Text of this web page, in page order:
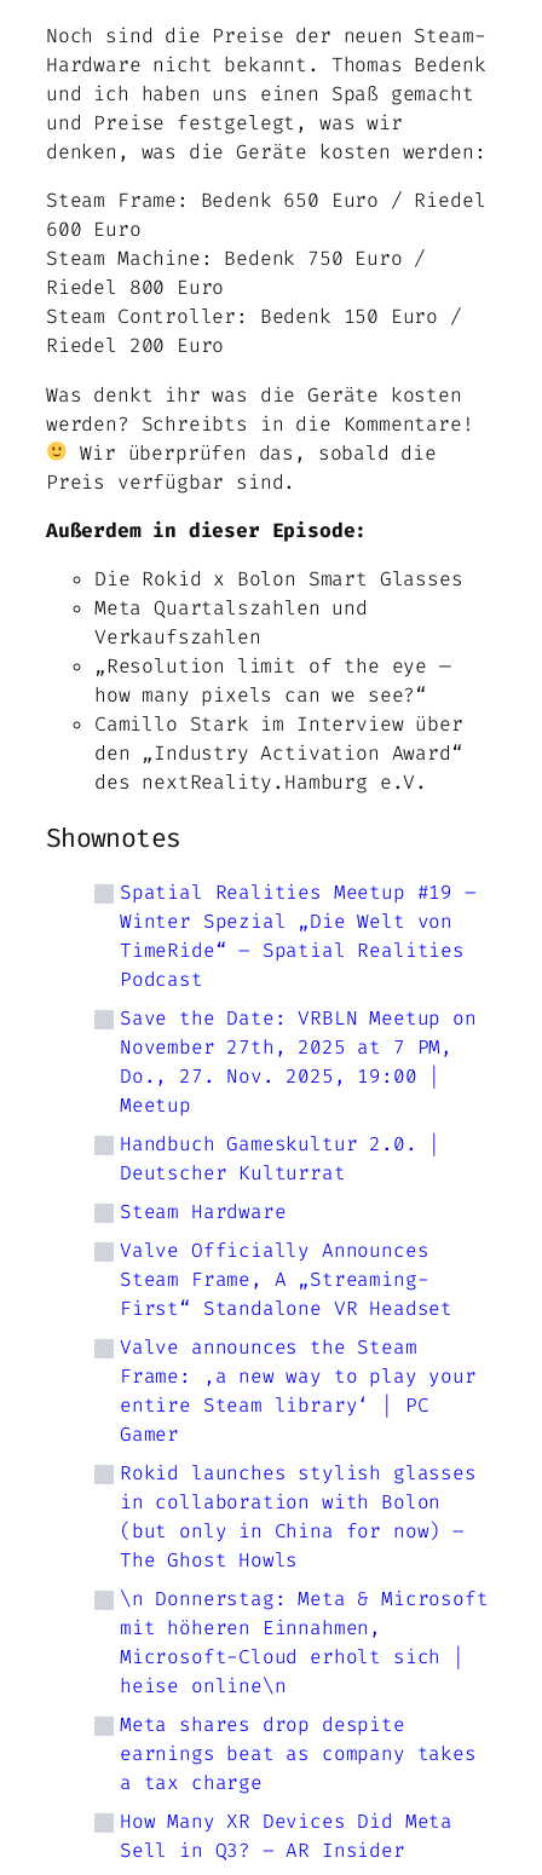
Noch sind die Preise der neuen Steam-
Hardware nicht bekannt. Thomas Bedenk
und ich haben uns einen Spaß gemacht
und Preise festgelegt, was wir
denken, was die Geräte kosten werden:
Steam Frame: Bedenk 650 Euro / Riedel
600 Euro
Steam Machine: Bedenk 750 Euro /
Riedel 800 Euro
Steam Controller: Bedenk 150 Euro /
Riedel 200 Euro
Was denkt ihr was die Geräte kosten
werden? Schreibts in die Kommentare!
Wir überprüfen das, sobald die
Preis verfügbar sind.
Außerdem in dieser Episode:
Die Rokid x Bolon Smart Glasses
Meta Quartalszahlen und
Verkaufszahlen
„Resolution limit of the eye —
how many pixels can we see?“
Camillo Stark im Interview über
den „Industry Activation Award“
des nextReality.Hamburg e.V.
Shownotes
Spatial Realities Meetup #19 –
Winter Spezial „Die Welt von
TimeRide“ – Spatial Realities
Podcast
Save the Date: VRBLN Meetup on
November 27th, 2025 at 7 PM,
Do., 27. Nov. 2025, 19:00 |
Meetup
Handbuch Gameskultur 2.0. |
Deutscher Kulturrat
Steam Hardware
Valve Officially Announces
Steam Frame, A „Streaming-
First“ Standalone VR Headset
Valve announces the Steam
Frame: ‚a new way to play your
entire Steam library‘ | PC
Gamer
Rokid launches stylish glasses
in collaboration with Bolon
(but only in China for now) –
The Ghost Howls
\n Donnerstag: Meta & Microsoft
mit höheren Einnahmen,
Microsoft-Cloud erholt sich |
heise online\n
Meta shares drop despite
earnings beat as company takes
a tax charge
How Many XR Devices Did Meta
Sell in Q3? – AR Insider